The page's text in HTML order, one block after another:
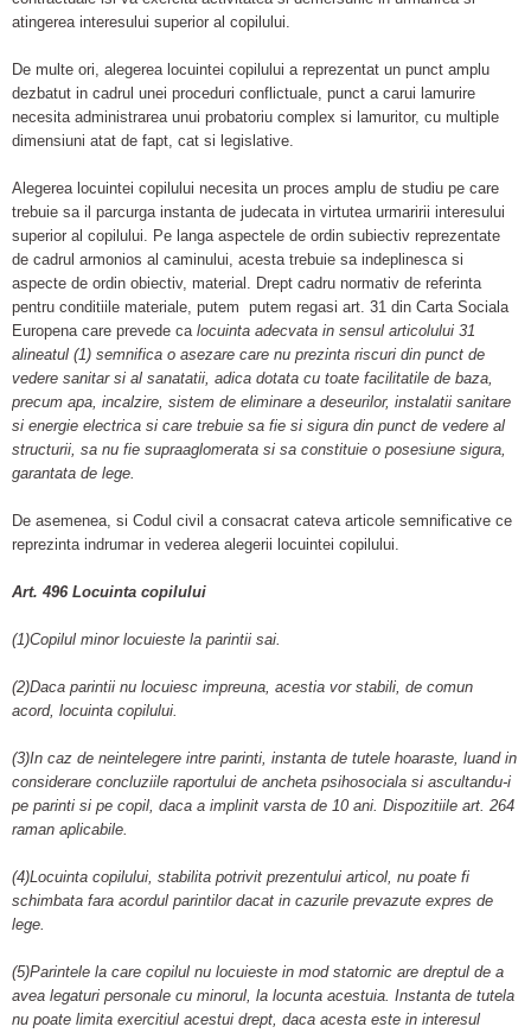
atingerea interesului superior al copilului.
De multe ori, alegerea locuintei copilului a reprezentat un punct amplu
dezbatut in cadrul unei proceduri conflictuale, punct a carui lamurire
necesita administrarea unui probatoriu complex si lamuritor, cu multiple
dimensiuni atat de fapt, cat si legislative.
Alegerea locuintei copilului necesita un proces amplu de studiu pe care
trebuie sa il parcurga instanta de judecata in virtutea urmaririi interesului
superior al copilului. Pe langa aspectele de ordin subiectiv reprezentate
de cadrul armonios al caminului, acesta trebuie sa indeplinesca si
aspecte de ordin obiectiv, material. Drept cadru normativ de referinta
pentru conditiile materiale, putem putem regasi art. 31 din Carta Sociala
Europena care prevede ca locuinta adecvata in sensul articolului 31
alineatul (1) semnifica o asezare care nu prezinta riscuri din punct de
vedere sanitar si al sanatatii, adica dotata cu toate facilitatile de baza,
precum apa, incalzire, sistem de eliminare a deseurilor, instalatii sanitare
si energie electrica si care trebuie sa fie si sigura din punct de vedere al
structurii, sa nu fie supraaglomerata si sa constituie o posesiune sigura,
garantata de lege.
De asemenea, si Codul civil a consacrat cateva articole semnificative ce
reprezinta indrumar in vederea alegerii locuintei copilului.
Art. 496 Locuinta copilului
(1)Copilul minor locuieste la parintii sai.
(2)Daca parintii nu locuiesc impreuna, acestia vor stabili, de comun
acord, locuinta copilului.
(3)In caz de neintelegere intre parinti, instanta de tutele hoaraste, luand in
considerare concluziile raportului de ancheta psihosociala si ascultandu-i
pe parinti si pe copil, daca a implinit varsta de 10 ani. Dispozitiile art. 264
raman aplicabile.
(4)Locuinta copilului, stabilita potrivit prezentului articol, nu poate fi
schimbata fara acordul parintilor dacat in cazurile prevazute expres de
lege.
(5)Parintele la care copilul nu locuieste in mod statornic are dreptul de a
avea legaturi personale cu minorul, la locunta acestuia. Instanta de tutela
nu poate limita exercitiul acestui drept, daca acesta este in interesul